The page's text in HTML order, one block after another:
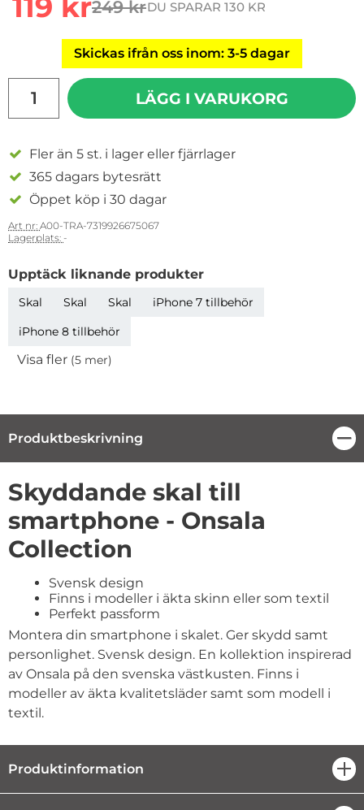
tidigare pris
249 krDU SPARAR 130 KR
Skickas ifrån oss inom: 3-5 dagar
LÄGG I VARUKORG
Fler än 5 st. i lager eller fjärrlager
365 dagars bytesrätt
Öppet köp i 30 dagar
Art nr: A00-TRA-7319926675067
Lagerplats: -
Upptäck liknande produkter
Skal Skal Skal
iPhone 7 tillbehör
iPhone 8 tillbehör
Visa fler (5 mer)
Produktbeskrivning
Produktbeskrivning
Skyddande skal till
smartphone - Onsala
Collection
Svensk design
Finns i modeller i äkta skinn eller som textil
Perfekt passform
Montera din smartphone i skalet. Ger skydd samt
personlighet. Svensk design. En kollektion inspirerad
av Onsala på den svenska västkusten. Finns i
modeller av äkta kvalitetsläder samt som modell i
textil.
Produktinformation